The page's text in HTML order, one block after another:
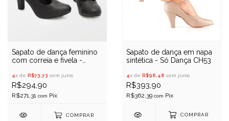
Sapato de dança feminino
com correia e fivela -
4x de R$73,73 sem juros
R$294,90
R$271,31 com
COMPRAR
Sapato de dança em napa
sintética - Só Dança CH53
4x de R$98,48 sem juros
R$393,90
R$362,39 com
COMPRAR